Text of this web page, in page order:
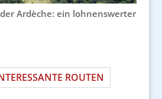
Ardèche: ein lohnenswerter
ROUTEN